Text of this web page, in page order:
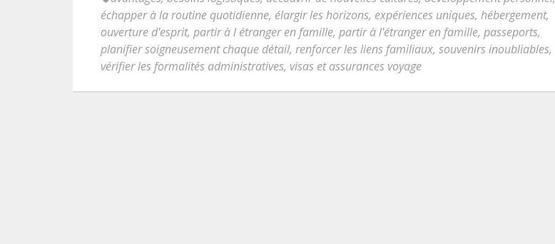
échapper à la routine quotidienne, élargir les horizons, expériences uniques, hébergement,
ouverture d'esprit, partir à l étranger en famille, partir à l'étranger en famille, passeports,
planifier soigneusement chaque détail, renforcer les liens familiaux, souvenirs inoubliables,
vérifier les formalités administratives, visas et assurances voyage